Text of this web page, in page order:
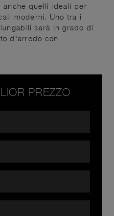
quelli ideali per
moderni. Uno tra i
sarà in grado di
d'arredo con
PREZZO